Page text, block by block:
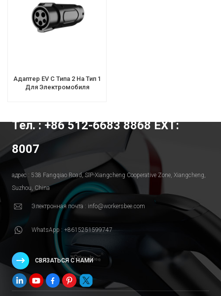
Адаптер EV С Типа 2 На Тип 1
Для Электромобиля
Тел. : +86 512-6683 8868 EXT:
8007
адрес : 538 Fangqiao Road, SlP-Xiangcheng Cooperative Zone, Xiangcheng,
Suzhou, China
Электронная почта : info@workersbee.com
WhatsApp : +8615251599747
СВЯЗАТЬСЯ С НАМИ